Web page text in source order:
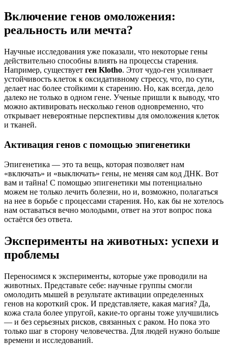
Включение генов омоложения:
реальность или мечта?
Научные исследования уже показали, что некоторые гены
действительно способны влиять на процессы старения.
Например, существует ген Klotho. Этот чудо-ген усиливает
устойчивость клеток к оксидативному стрессу, что, по сути,
делает нас более стойкими к старению. Но, как всегда, дело
далеко не только в одном гене. Ученые пришли к выводу, что
можно активировать несколько генов одновременно, что
открывает невероятные перспективы для омоложения клеток
и тканей.
Активация генов с помощью эпигенетики
Эпигенетика — это та вещь, которая позволяет нам
«включать» и «выключать» гены, не меняя сам код ДНК. Вот
вам и тайна! С помощью эпигенетики мы потенциально
можем не только лечить болезни, но и, возможно, полагаться
на нее в борьбе с процессами старения. Но, как бы не хотелось
нам оставаться вечно молодыми, ответ на этот вопрос пока
остаётся без ответа.
Эксперименты на животных: успехи и
проблемы
Переносимся к эксперименты, которые уже проводили на
животных. Представьте себе: научные группы смогли
омолодить мышей в результате активации определенных
генов на короткий срок. И представляете, какая магия? Да,
кожа стала более упругой, какие-то органы тоже улучшились
— и без серьезных рисков, связанных с раком. Но пока это
только шаг в сторону человечества. Для людей нужно больше
времени и исследований.